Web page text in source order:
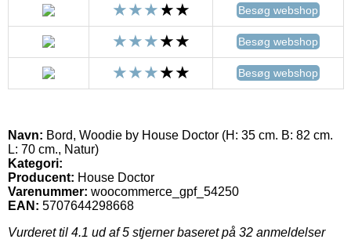
Besøg webshop
Besøg webshop
Besøg webshop
Navn: Bord, Woodie by House Doctor (H: 35 cm. B: 82 cm.
L: 70 cm., Natur)
Kategori:
Producent: House Doctor
Varenummer: woocommerce_gpf_54250
EAN: 5707644298668
Vurderet til 4.1 ud af 5 stjerner baseret på 32 anmeldelser